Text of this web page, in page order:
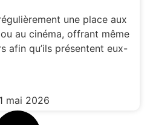
une place aux
au cinéma, offrant même
afin qu’ils présentent eux-
mai 2026